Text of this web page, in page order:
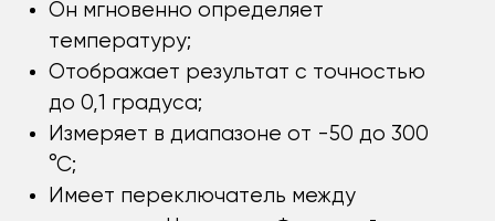
Он мгновенно определяет
температуру;
Отображает результат с точностью
до 0,1 градуса;
Измеряет в диапазоне от -50 до 300
°С;
Имеет переключатель между